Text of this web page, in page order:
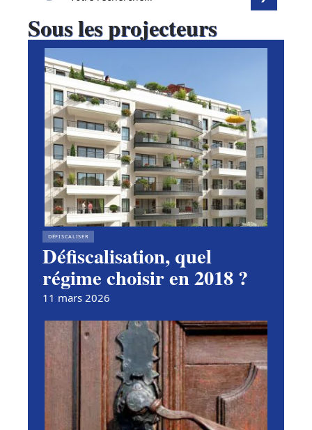
Sous les projecteurs
DÉFISCALISER
Défiscalisation, quel
régime choisir en 2018 ?
11 mars 2026